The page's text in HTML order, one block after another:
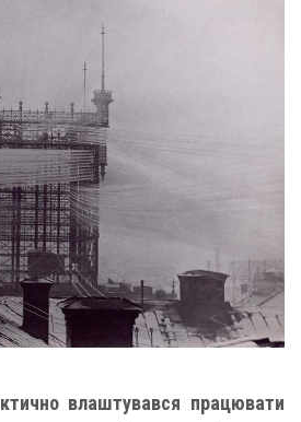
влаштувався працювати